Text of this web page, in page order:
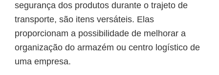
segurança dos produtos durante o trajeto de
transporte, são itens versáteis. Elas
proporcionam a possibilidade de melhorar a
organização do armazém ou centro logístico de
uma empresa.